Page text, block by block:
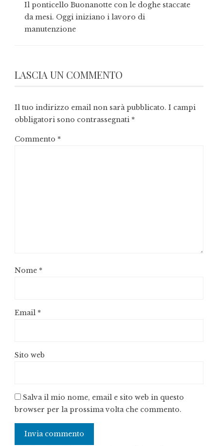
Il ponticello Buonanotte con le doghe staccate
da mesi. Oggi iniziano i lavoro di
manutenzione
LASCIA UN COMMENTO
Il tuo indirizzo email non sarà pubblicato. I campi
obbligatori sono contrassegnati *
Commento *
Nome *
Email *
Sito web
Salva il mio nome, email e sito web in questo
browser per la prossima volta che commento.